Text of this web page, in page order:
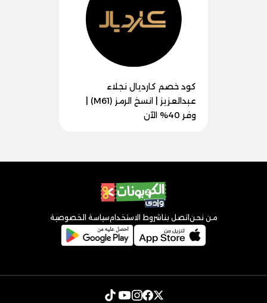
كود خصم كارديال نجلاء
عبدالعزيز | انسخ الرمز (M61) |
وفر 40% الآن
من نحن اتصل بنا شروط الاستخدامسياسة الخصوصية